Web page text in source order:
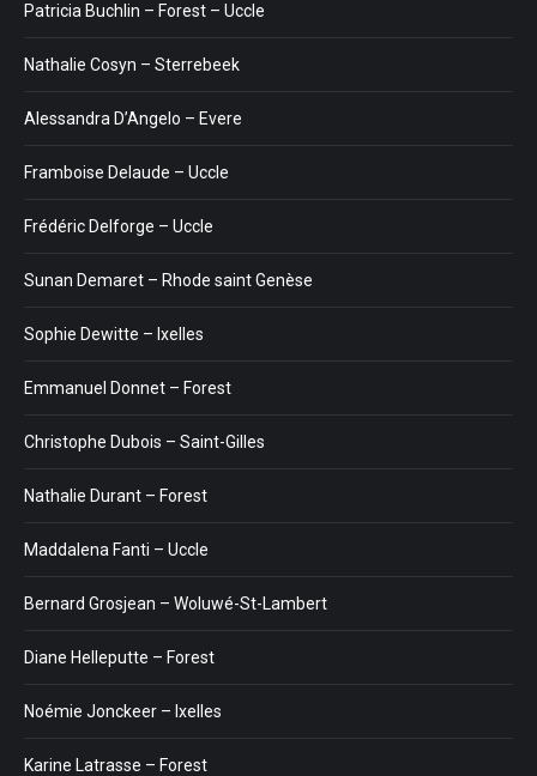
Patricia Buchlin – Forest – Uccle
Nathalie Cosyn – Sterrebeek
Alessandra D’Angelo – Evere
Framboise Delaude – Uccle
Frédéric Delforge – Uccle
Sunan Demaret – Rhode saint Genèse
Sophie Dewitte – Ixelles
Emmanuel Donnet – Forest
Christophe Dubois – Saint-Gilles
Nathalie Durant – Forest
Maddalena Fanti – Uccle
Bernard Grosjean – Woluwé-St-Lambert
Diane Helleputte – Forest
Noémie Jonckeer – Ixelles
Karine Latrasse – Forest